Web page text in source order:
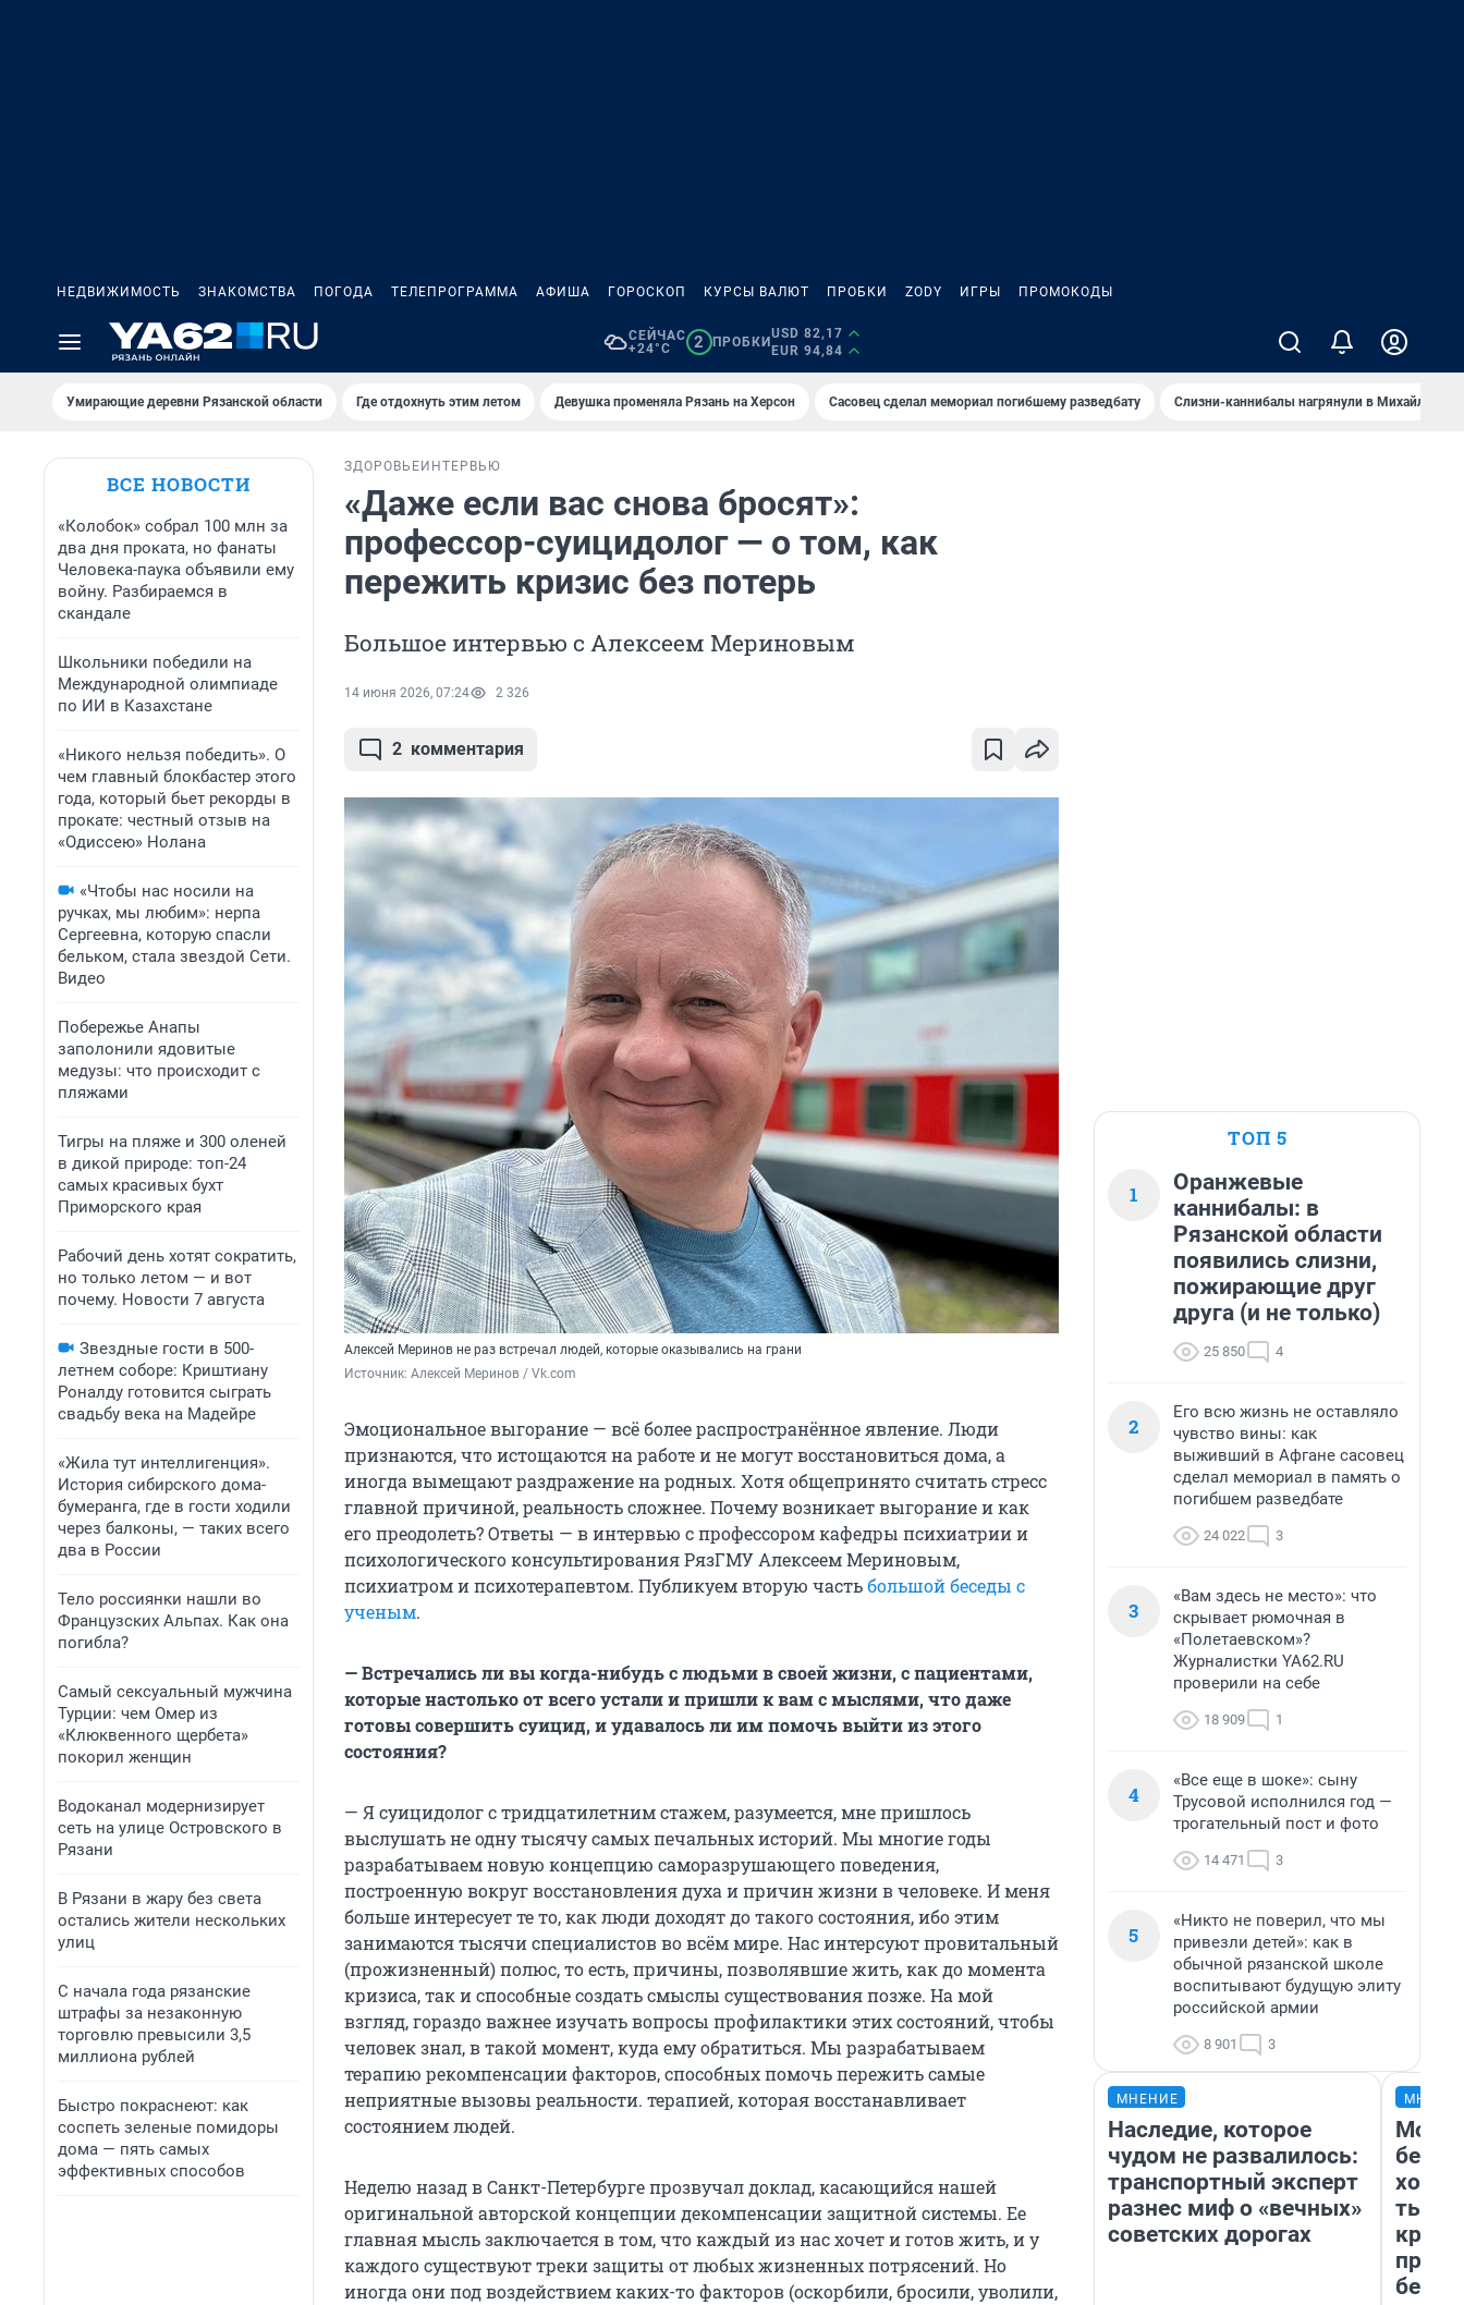
НЕДВИЖИМОСТЬ ЗНАКОМСТВА ПОГОДА ТЕЛЕПРОГРАММА АФИША ГОРОСКОП КУРСЫ ВАЛЮТ ПРОБКИ ZODY ИГРЫ ПРОМОКОДЫ
СЕЙЧАС
+24°C
2 ПРОБКИ
USD 82,17
EUR 94,84
Умирающие деревни Рязанской области Где отдохнуть этим летом Девушка променяла Рязань на Херсон Сасовец сделал мемориал погибшему разведбату Слизни-каннибалы нагрянули в Михайлов
ВСЕ НОВОСТИ
«Колобок» собрал 100 млн за
два дня проката, но фанаты
Человека-паука объявили ему
войну. Разбираемся в
скандале
Школьники победили на
Международной олимпиаде
по ИИ в Казахстане
«Никого нельзя победить». О
чем главный блокбастер этого
года, который бьет рекорды в
прокате: честный отзыв на
«Одиссею» Нолана
«Чтобы нас носили на
ручках, мы любим»: нерпа
Сергеевна, которую спасли
бельком, стала звездой Сети.
Видео
Побережье Анапы
заполонили ядовитые
медузы: что происходит с
пляжами
Тигры на пляже и 300 оленей
в дикой природе: топ-24
самых красивых бухт
Приморского края
Рабочий день хотят сократить,
но только летом — и вот
почему. Новости 7 августа
Звездные гости в 500-
летнем соборе: Криштиану
Роналду готовится сыграть
свадьбу века на Мадейре
«Жила тут интеллигенция».
История сибирского дома-
бумеранга, где в гости ходили
через балконы, — таких всего
два в России
Тело россиянки нашли во
Французских Альпах. Как она
погибла?
Самый сексуальный мужчина
Турции: чем Омер из
«Клюквенного щербета»
покорил женщин
Водоканал модернизирует
сеть на улице Островского в
Рязани
В Рязани в жару без света
остались жители нескольких
улиц
С начала года рязанские
штрафы за незаконную
торговлю превысили 3,5
миллиона рублей
Быстро покраснеют: как
соспеть зеленые помидоры
дома — пять самых
эффективных способов
ЗДОРОВЬЕ ИНТЕРВЬЮ
«Даже если вас снова бросят»:
профессор-суицидолог — о том, как
пережить кризис без потерь
Большое интервью с Алексеем Мериновым
14 июня 2026, 07:24 2 326
2 комментария
Алексей Меринов не раз встречал людей, которые оказывались на грани
Источник: Алексей Меринов / Vk.com
Эмоциональное выгорание — всё более распространённое явление. Люди
признаются, что истощаются на работе и не могут восстановиться дома, а
иногда вымещают раздражение на родных. Хотя общепринято считать стресс
главной причиной, реальность сложнее. Почему возникает выгорание и как
его преодолеть? Ответы — в интервью с профессором кафедры психиатрии и
психологического консультирования РязГМУ Алексеем Мериновым,
психиатром и психотерапевтом. Публикуем вторую частьбольшой беседы с
ученым.
— Встречались ли вы когда-нибудь с людьми в своей жизни, с пациентами,
которые настолько от всего устали и пришли к вам с мыслями, что даже
готовы совершить суицид, и удавалось ли им помочь выйти из этого
состояния?
— Я суицидолог с тридцатилетним стажем, разумеется, мне пришлось
выслушать не одну тысячу самых печальных историй. Мы многие годы
разрабатываем новую концепцию саморазрушающего поведения,
построенную вокруг восстановления духа и причин жизни в человеке. И меня
больше интересует те то, как люди доходят до такого состояния, ибо этим
занимаются тысячи специалистов во всём мире. Нас интерсуют провитальный
(прожизненный) полюс, то есть, причины, позволявшие жить, как до момента
кризиса, так и способные создать смыслы существования позже. На мой
взгляд, гораздо важнее изучать вопросы профилактики этих состояний, чтобы
человек знал, в такой момент, куда ему обратиться. Мы разрабатываем
терапию рекомпенсации факторов, способных помочь пережить самые
неприятные вызовы реальности. терапией, которая восстанавливает
состоянием людей.
Неделю назад в Санкт-Петербурге прозвучал доклад, касающийся нашей
оригинальной авторской концепции декомпенсации защитной системы. Ее
главная мысль заключается в том, что каждый из нас хочет и готов жить, и у
каждого существуют треки защиты от любых жизненных потрясений. Но
иногда они под воздействием каких-то факторов (оскорбили, бросили, уволили,
ТОП 5
1
Оранжевые
каннибалы: в
Рязанской области
появились слизни,
пожирающие друг
друга (и не только)
25 850 4
2
Его всю жизнь не оставляло
чувство вины: как
выживший в Афгане сасовец
сделал мемориал в память о
погибшем разведбате
24 022 3
3
«Вам здесь не место»: что
скрывает рюмочная в
«Полетаевском»?
Журналистки YA62.RU
проверили на себе
18 909 1
4
«Все еще в шоке»: сыну
Трусовой исполнился год —
трогательный пост и фото
14 471 3
5
«Никто не поверил, что мы
привезли детей»: как в
обычной рязанской школе
воспитывают будущую элиту
российской армии
8 901 3
МНЕНИЕ
Наследие, которое
чудом не развалилось:
транспортный эксперт
разнес миф о «вечных»
советских дорогах
Мой